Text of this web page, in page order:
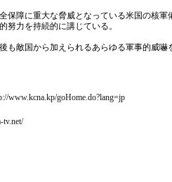
保障に重大な脅威となっている米国の核
努力を持続的に講じている。
も敵国から加えられるあらゆる軍事的威
goHome.do?lang=jp